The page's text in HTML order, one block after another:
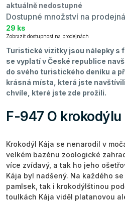
aktuálně nedostupné
Dostupné množství na
29 ks
Zobrazit dostupnost na prodejnách
Turistické vizitky jsou nálepky
se vyplatí v České republice
do svého turistického deníku a
krásná místa, která jste
chvíle, které jste zde prožili.
F-947 O
Krokodýl Kája se nenarodil v
velkém bazénu zoologické
více zvídavý, a tak ho jeho
Kája byl nadšený. Na každého
pamlsek, tak i krokodýlštinou
toulkách Kája viděl platanovou